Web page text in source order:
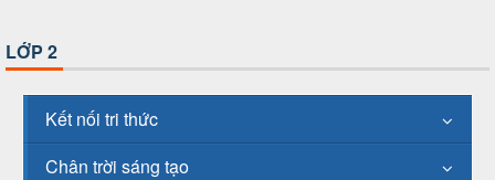
LỚP 2
Kết nối tri thức
Chân trời sáng tạo